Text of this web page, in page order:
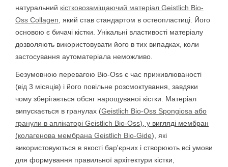
натуральний кістковозаміщаючий матеріал Geistlich Bio-
Oss Collagen , який став стандартом в остеопластиці. Його
основою є бичачі кістки. Унікальні властивості матеріалу
дозволяють використовувати його в тих випадках, коли
застосування аутоматеріала неможливо.
Безумовною перевагою Bio-Oss є час приживлюваності
(від 3 місяців) і його повільне розсмоктування, завдяки
чому зберігається обсяг нарощуваної кістки. Матеріал
випускається в гранулах (Geistlich Bio-Oss Spongiosa або
гранули в аплікаторі Geistlich Bio-Oss), у вигляді мембран
(колагенова мембрана Geistlich Bio-Gide), які
використовуються в якості бар'єрних і створюють всі умови
для формування правильної архітектури кістки,